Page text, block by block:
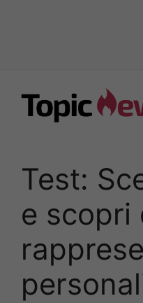
contenuto
Test:
e scopri